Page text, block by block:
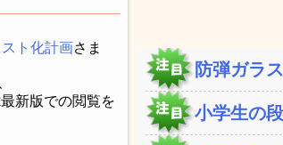
ト化計画さま
新版での閲覧を
防弾ガラ
小学生の